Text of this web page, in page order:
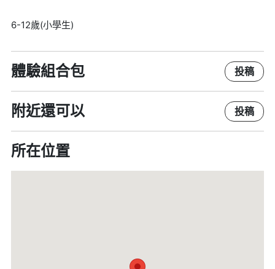
6-12歲(小學生)
體驗組合包 投稿
附近還可以 投稿
所在位置